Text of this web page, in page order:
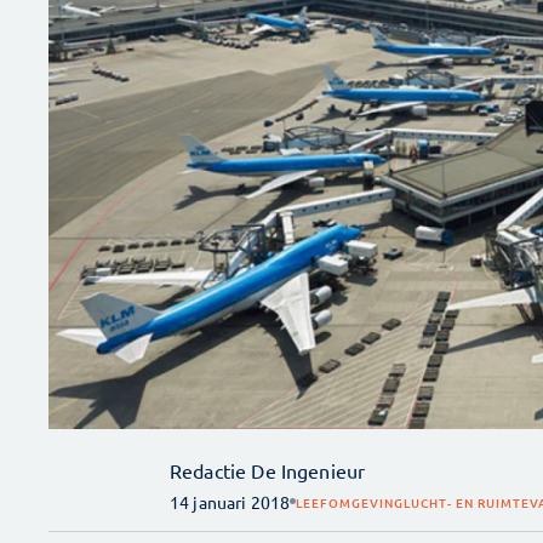
Redactie De Ingenieur
14 januari 2018 LEEFOMGEVINGLUCHT- EN